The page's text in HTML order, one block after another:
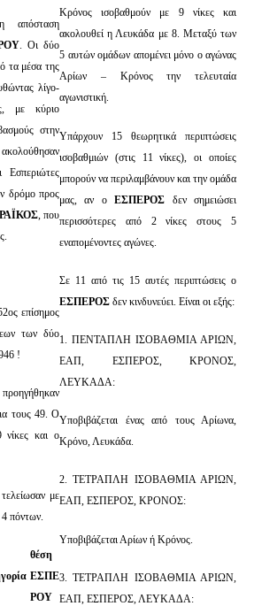
απόσταση
. Οι δύο
τα μέσα της
λίγο-
με κύριο
στην
Εσπεριώτες
δρόμο προς
, που
επίσημος
των δύο
!
τους 49. Ο
νίκες και ο
με
πόντων.
θέση
ΕΣΠΕ
ΡΟΥ
Κρόνος ισοβαθμούν με 9 νίκες και
ακολουθεί η Λευκάδα με 8. Μεταξύ των
5 αυτών ομάδων απομένει μόνο ο αγώνας
Αρίων – Κρόνος την τελευταία
αγωνιστική.
Υπάρχουν 15 θεωρητικά περιπτώσεις
ισοβαθμιών (στις 11 νίκες), οι οποίες
μπορούν να περιλαμβάνουν και την ομάδα
μας, αν οΕΣΠΕΡΟΣ δεν σημειώσει
περισσότερες από 2 νίκες στους 5
εναπομένοντες αγώνες.
Σε 11 από τις 15 αυτές περιπτώσεις ο
ΕΣΠΕΡΟΣ δεν κινδυνεύει. Είναι οι εξής:
1. ΠΕΝΤΑΠΛΗ ΙΣΟΒΑΘΜΙΑ ΑΡΙΩΝ,
ΕΑΠ, ΕΣΠΕΡΟΣ, ΚΡΟΝΟΣ,
ΛΕΥΚΑΔΑ:
Υποβιβάζεται ένας από τους Αρίωνα,
Κρόνο, Λευκάδα.
2. ΤΕΤΡΑΠΛΗ ΙΣΟΒΑΘΜΙΑ ΑΡΙΩΝ,
ΕΑΠ, ΕΣΠΕΡΟΣ, ΚΡΟΝΟΣ:
Υποβιβάζεται Αρίων ή Κρόνος.
3. ΤΕΤΡΑΠΛΗ ΙΣΟΒΑΘΜΙΑ ΑΡΙΩΝ,
ΕΑΠ, ΕΣΠΕΡΟΣ, ΛΕΥΚΑΔΑ: